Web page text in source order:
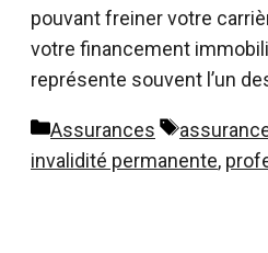
pouvant freiner votre
votre financement
représente souvent l’un
Catégories
Assurances Étiquettes
invalidité permanente,